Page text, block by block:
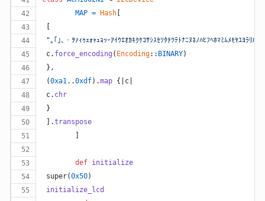
MAP = Hash
"｡｢｣､・ｦｧｨｩｪｫｬｭｮｯｰｱｲｳｴｵｶｷｸｹｺｻｼｽｾｿﾀﾁﾂﾃﾄﾅﾆﾇﾈﾉﾊﾋﾌﾍﾎﾏﾐﾑﾒﾓﾔﾕﾖﾗﾘﾙﾚ
c. force_encoding ( Encoding:: BINARY)
} ,
(0xa1..0xdf) .map { c
c. chr
}
.transpose
def initialize
super(0x50)
initialize_lcd